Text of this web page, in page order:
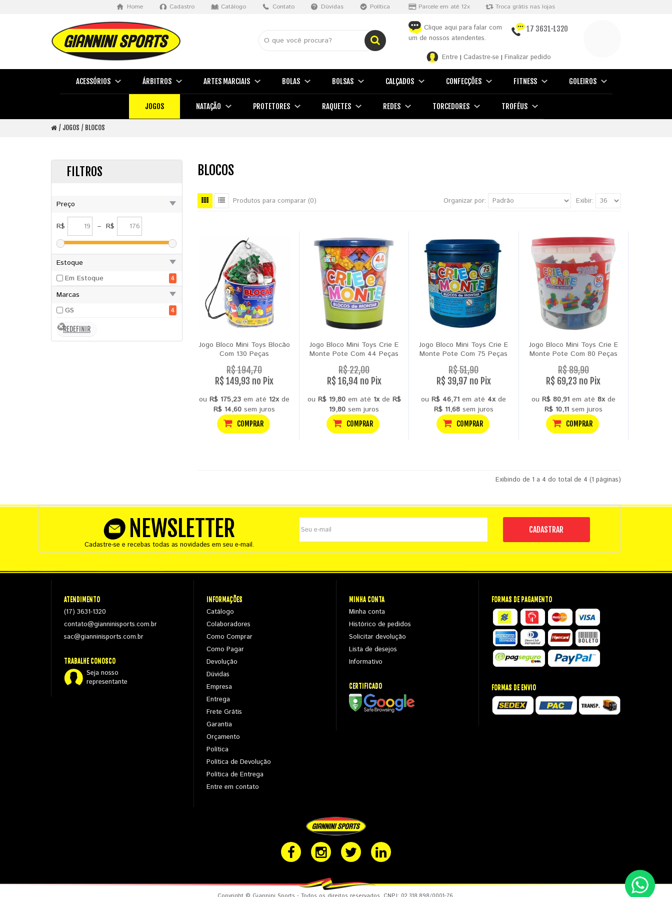
Home Cadastro Catálogo Contato Dúvidas Política Parcele em até 12x Troca grátis nas lojas
Clique aqui para falar com
um de nossos atendentes.
17 3631-1320
Entre | Cadastre-se | Finalizar pedido
ACESSÓRIOS ÁRBITROS ARTES MARCIAIS BOLAS BOLSAS CALÇADOS CONFECÇÕES FITNESS GOLEIROS
JOGOS NATAÇÃO PROTETORES RAQUETES REDES TORCEDORES TROFÉUS
JOGOS BLOCOS
FILTROS
Preço
R$ – R$
Estoque
Em Estoque
4
Marcas
GS
4
BLOCOS
Exibir:
Organizar por:
Produtos para comparar (0)
Jogo Bloco Mini Toys Blocão
Com 130 Peças
R$ 194,70
R$ 149,93 no Pix
ouR$ 175,23 em até 12xde
R$ 14,60 sem juros
COMPRAR
Jogo Bloco Mini Toys Crie E
Monte Pote Com 44 Peças
R$ 22,00
R$ 16,94 no Pix
ou R$ 19,80em até 1xde R$
19,80 sem juros
COMPRAR
Jogo Bloco Mini Toys Crie E
Monte Pote Com 75 Peças
R$ 51,90
R$ 39,97 no Pix
ouR$ 46,71 em até 4xde
R$ 11,68sem juros
COMPRAR
Jogo Bloco Mini Toys Crie E
Monte Pote Com 80 Peças
R$ 89,90
R$ 69,23 no Pix
ou R$ 80,91em até 8xde
R$ 10,11sem juros
COMPRAR
Exibindo de 1 a 4 do total de 4 (1 páginas)
NEWSLETTER
Cadastre-se e recebas todas as novidades em seu e-mail.
CADASTRAR
ATENDIMENTO
(17) 3631-1320
contato@gianninisports.com.br
sac@gianninisports.com.br
TRABALHE CONOSCO
Seja nosso
representante
INFORMAÇÕES
Catálogo
Colaboradores
Como Comprar
Como Pagar
Devolução
Dúvidas
Empresa
Entrega
Frete Grátis
Garantia
Orçamento
Política
Política de Devolução
Política de Entrega
Entre em contato
MINHA CONTA
Minha conta
Histórico de pedidos
Solicitar devolução
Lista de desejos
Informativo
CERTIFICADO
FORMAS DE PAGAMENTO
FORMAS DE ENVIO